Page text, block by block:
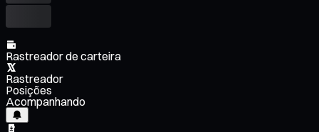
Rastreador de carteira
Rastreador
Posições
Acompanhando